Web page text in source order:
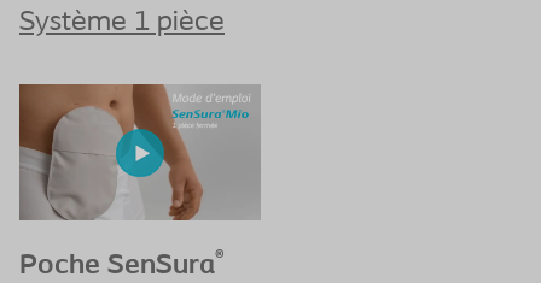
Système 1 pièce
Poche SenSura®